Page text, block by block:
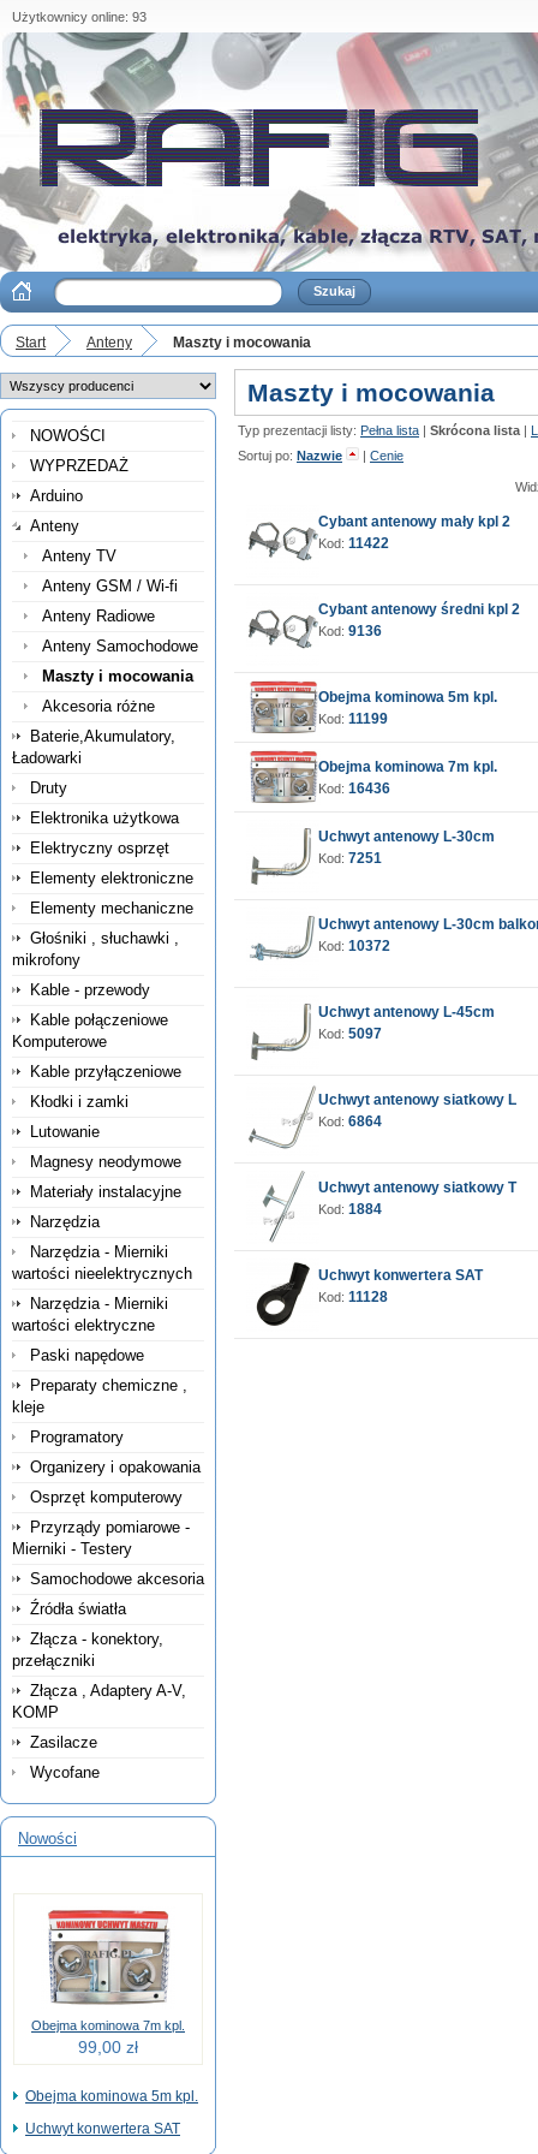
Użytkownicy online: 93
Start Anteny Maszty i mocowania
NOWOŚCI
WYPRZEDAŻ
Arduino
Anteny
Anteny TV
Anteny GSM / Wi-fi
Anteny Radiowe
Anteny Samochodowe
Maszty i mocowania
Akcesoria różne
Baterie,Akumulatory,
Ładowarki
Druty
Elektronika użytkowa
Elektryczny osprzęt
Elementy elektroniczne
Elementy mechaniczne
Głośniki , słuchawki ,
mikrofony
Kable - przewody
Kable połączeniowe
Komputerowe
Kable przyłączeniowe
Kłodki i zamki
Lutowanie
Magnesy neodymowe
Materiały instalacyjne
Narzędzia
Narzędzia - Mierniki
wartości nieelektrycznych
Narzędzia - Mierniki
wartości elektryczne
Paski napędowe
Preparaty chemiczne ,
kleje
Programatory
Organizery i opakowania
Osprzęt komputerowy
Przyrządy pomiarowe -
Mierniki - Testery
Samochodowe akcesoria
Źródła światła
Złącza - konektory,
przełączniki
Złącza , Adaptery A-V,
KOMP
Zasilacze
Wycofane
Nowości
Obejma kominowa 7m kpl.
99,00 zł
Obejma kominowa 5m kpl.
Uchwyt konwertera SAT
Maszty i mocowania
Typ prezentacji listy: Pełna lista | Skrócona lista |
Sortuj po: Nazwie | Cenie
Cybant antenowy mały kpl 2
Kod: 11422
Cybant antenowy średni kpl 2
Kod: 9136
Obejma kominowa 5m kpl.
Kod: 11199
Obejma kominowa 7m kpl.
Kod: 16436
Uchwyt antenowy L-30cm
Kod: 7251
Uchwyt antenowy L-30cm
Kod: 10372
Uchwyt antenowy L-45cm
Kod: 5097
Uchwyt antenowy siatkowy L
Kod: 6864
Uchwyt antenowy siatkowy T
Kod: 1884
Uchwyt konwertera SAT
Kod: 11128